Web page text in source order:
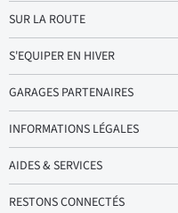
SUR LA ROUTE
S'EQUIPER EN HIVER
GARAGES PARTENAIRES
INFORMATIONS LÉGALES
AIDES & SERVICES
RESTONS CONNECTÉS